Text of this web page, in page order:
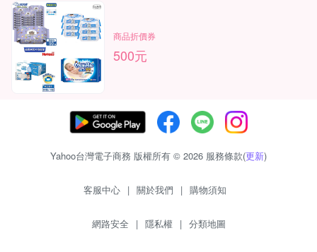
商品折價券
500元
Yahoo台灣電子商務 版權所有 © 2026 服務條款(更新)
客服中心 | 關於我們 | 購物須知
網路安全 | 隱私權 | 分類地圖